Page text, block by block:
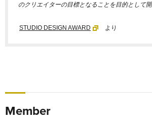
のクリエイターの目標となることを目的として開
STUDIO DESIGN AWARD より
Member